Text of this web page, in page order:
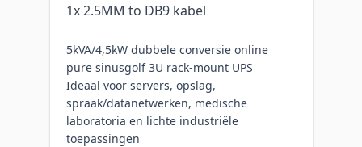
1x 2.5MM to DB9 kabel
5kVA/4,5kW dubbele conversie online
pure sinusgolf 3U rack-mount UPS
Ideaal voor servers, opslag,
spraak/datanetwerken, medische
laboratoria en lichte industriële
toepassingen